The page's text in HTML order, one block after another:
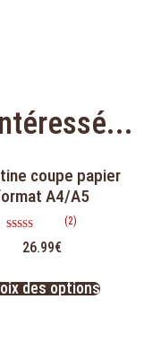
coupe papier
A4/A5
5.00
(2)
26.99€
des options